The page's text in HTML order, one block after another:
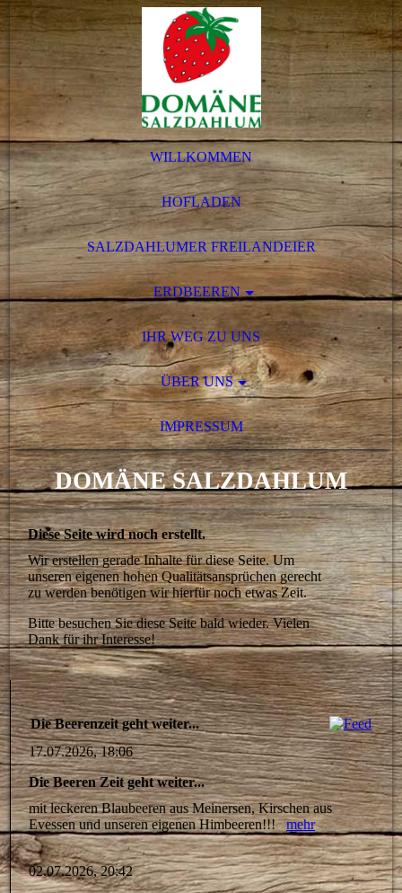
WILLKOMMEN
HOFLADEN
SALZDAHLUMER FREILANDEIER
ERDBEEREN
IHR WEG ZU UNS
ÜBER UNS
IMPRESSUM
DOMÄNE SALZDAHLUM
Diese Seite wird noch erstellt.
Wir erstellen gerade Inhalte für diese Seite. Um
unseren eigenen hohen Qualitätsansprüchen gerecht
zu werden benötigen wir hierfür noch etwas Zeit.
Bitte besuchen Sie diese Seite bald wieder. Vielen
Dank für ihr Interesse!
Die Beerenzeit geht weiter...
17.07.2026, 18:06
Die Beeren Zeit geht weiter...
mit leckeren Blaubeeren aus Meinersen, Kirschen aus
Evessen und unseren eigenen Himbeeren!!!mehr
02.07.2026, 20:42